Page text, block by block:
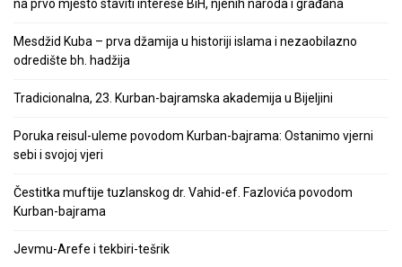
na prvo mjesto staviti interese BiH, njenih naroda i građana
Mesdžid Kuba – prva džamija u historiji islama i nezaobilazno
odredište bh. hadžija
Tradicionalna, 23. Kurban-bajramska akademija u Bijeljini
Poruka reisul-uleme povodom Kurban-bajrama: Ostanimo vjerni
sebi i svojoj vjeri
Čestitka muftije tuzlanskog dr. Vahid-ef. Fazlovića povodom
Kurban-bajrama
Jevmu-Arefe i tekbiri-tešrik